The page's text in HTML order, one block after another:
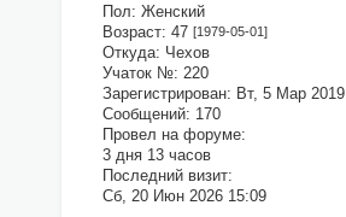
Пол: Женский
Возраст: 47 [1979-05-01]
Откуда: Чехов
Учаток №: 220
Зарегистрирован: Вт, 5 Мар 2019
Сообщений: 170
Провел на форуме:
3 дня 13 часов
Последний визит:
Сб, 20 Июн 2026 15:09